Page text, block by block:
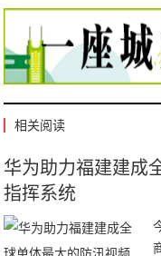
相关阅读
华为助力福建建成
指挥系统